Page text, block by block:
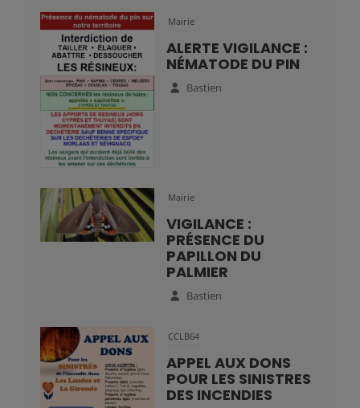
Mairie
ALERTE VIGILANCE :
NÉMATODE DU PIN
Bastien
Mairie
VIGILANCE :
PRÉSENCE DU
PAPILLON DU
PALMIER
Bastien
CCLB64
APPEL AUX DONS
POUR LES SINISTRES
DES INCENDIES